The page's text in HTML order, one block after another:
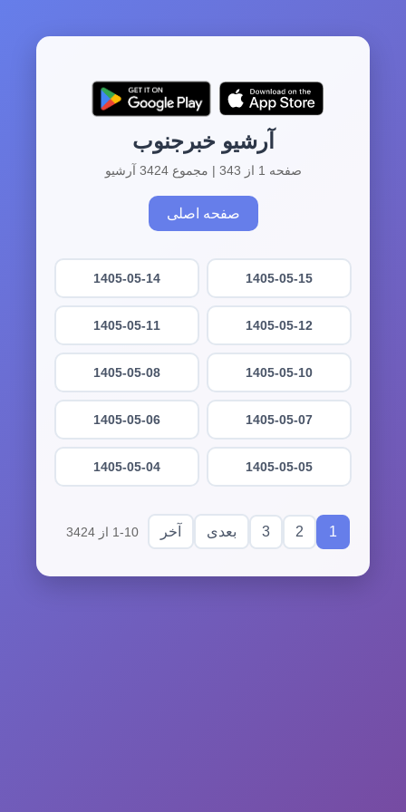
آرشیو خبرجنوب
صفحه 1 از 343 | مجموع 3424 آرشیو
صفحه اصلی
1405-05-15
1405-05-14
1405-05-12
1405-05-11
1405-05-10
1405-05-08
1405-05-07
1405-05-06
1405-05-05
1405-05-04
1
2
3 بعدی آخر 1-10 از 3424